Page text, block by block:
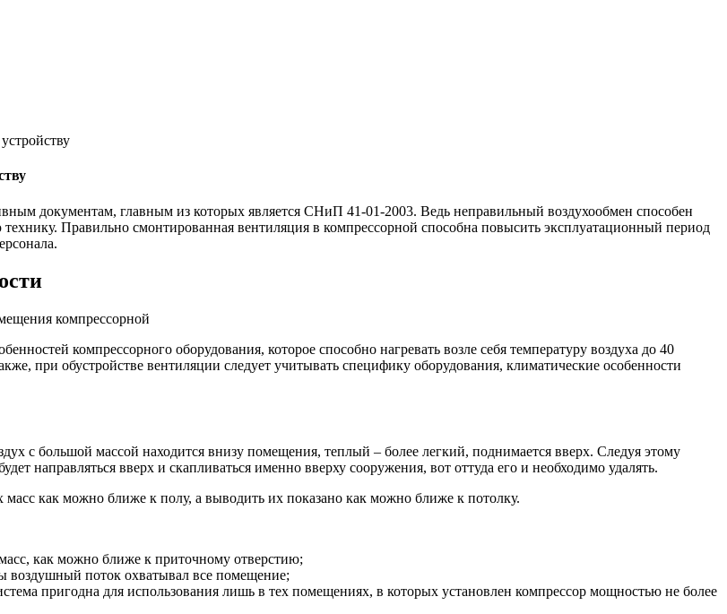
документам, главным из которых является СНиП 41-01-2003. Ведь неправильный воздухообмен способен
Правильно смонтированная вентиляция в компрессорной способна повысить эксплуатационный период
компрессорной
компрессорного оборудования, которое способно нагревать возле себя температуру воздуха до 40
при обустройстве вентиляции следует учитывать специфику оборудования, климатические особенности
с большой массой находится внизу помещения, теплый – более легкий, поднимается вверх. Следуя этому
направляться вверх и скапливаться именно вверху сооружения, вот оттуда его и необходимо удалять.
как можно ближе к полу, а выводить их показано как можно ближе к потолку.
как можно ближе к приточному отверстию;
воздушный поток охватывал все помещение;
пригодна для использования лишь в тех помещениях, в которых установлен компрессор мощностью не более